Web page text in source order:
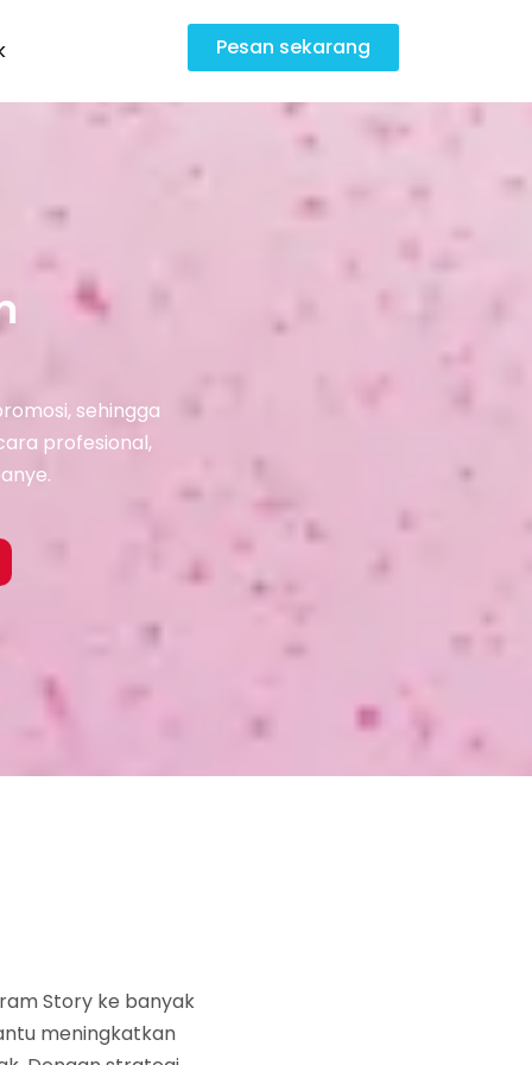
Pesan sekarang
sehingga
profesional,
Story ke banyak
meningkatkan